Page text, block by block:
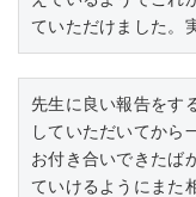
ていただけました。
先生に良い報告をす
していただいてから
お付き合いできたば
ていけるようにまた